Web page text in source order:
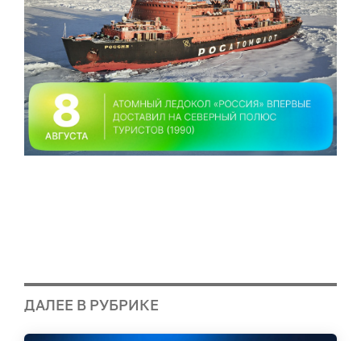
ДАЛЕЕ В РУБРИКЕ